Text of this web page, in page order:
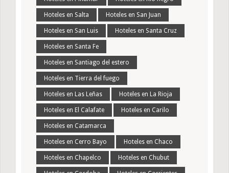
Hoteles en Salta Hoteles en San Juan
Hoteles en San Luis Hoteles en Santa Cruz
Hoteles en Santa Fe
Hoteles en Santiago del estero
Hoteles en Tierra del fuego
Hoteles en Las Leñas Hoteles en La Rioja
Hoteles en El Calafate Hoteles en Carilo
Hoteles en Catamarca
Hoteles en Cerro Bayo Hoteles en Chaco
Hoteles en Chapelco Hoteles en Chubut